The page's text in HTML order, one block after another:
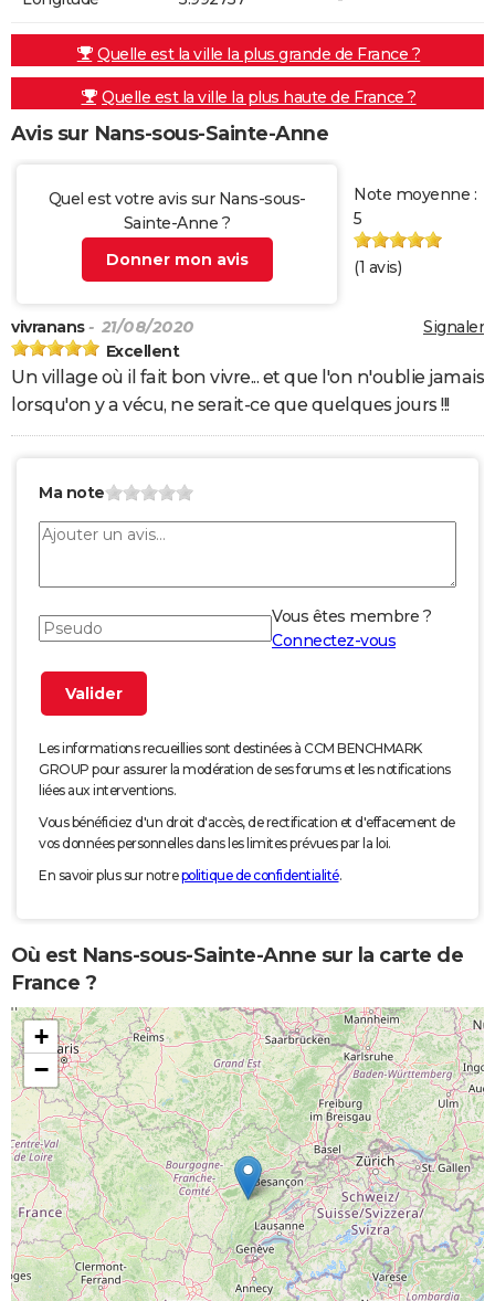
Quelle est la ville la plus grande de France ?
Quelle est la ville la plus haute de France ?
Avis sur Nans-sous-Sainte-Anne
Quel est votre avis sur Nans-sous-
Sainte-Anne ?
Donner mon avis
Note moyenne :
5
(1 avis)
Signaler
vivranans- 21/08/2020
Excellent
Un village où il fait bon vivre... et que l'on n'oublie jamais
lorsqu'on y a vécu, ne serait-ce que quelques jours !!!
Ma note
Vous êtes membre ?
Connectez-vous
Les informations recueillies sont destinées à CCM BENCHMARK
GROUP pour assurer la modération de ses forums et les notifications
liées aux interventions.
Vous bénéficiez d'un droit d'accès, de rectification et d'effacement de
vos données personnelles dans les limites prévues par la loi.
En savoir plus sur notrepolitique de confidentialité.
Où est Nans-sous-Sainte-Anne sur la carte de
France ?
+
−